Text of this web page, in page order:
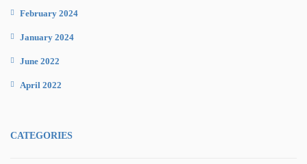
February 2024
January 2024
June 2022
April 2022
CATEGORIES